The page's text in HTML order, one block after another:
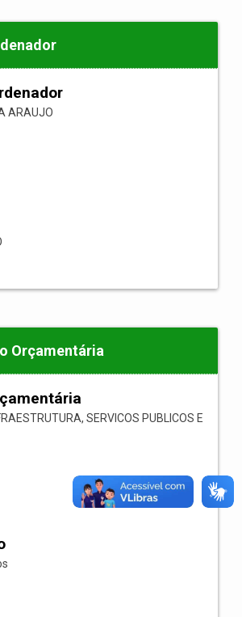
ARAUJO
Orçamentária
SERVICOS PUBLICOS E